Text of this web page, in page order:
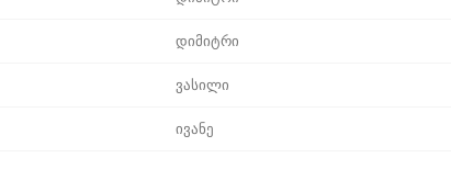
დიმიტრი
ვასილი
ივანე